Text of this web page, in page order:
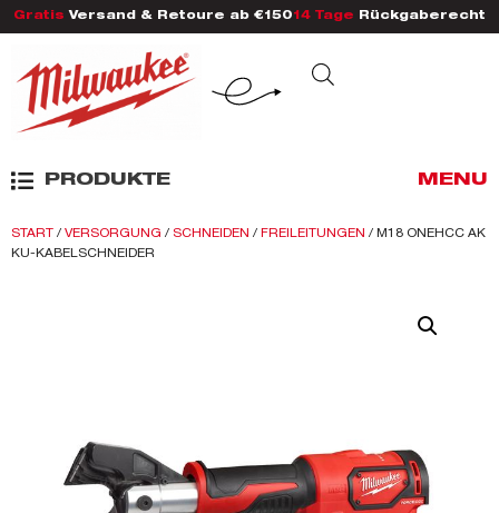
Gratis Versand & Retoure ab €150 14 Tage Rückgaberecht
PRODUKTE MENU
START / VERSORGUNG / SCHNEIDEN / FREILEITUNGEN / M18 ONEHCC AK
KU-KABELSCHNEIDER